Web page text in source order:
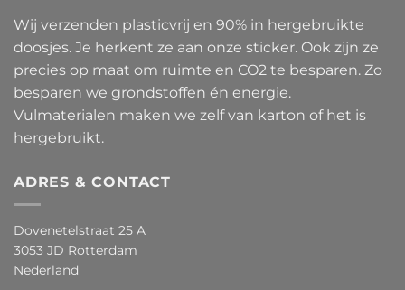
Wij verzenden plasticvrij en 90% in hergebruikte
doosjes. Je herkent ze aan onze sticker. Ook zijn ze
precies op maat om ruimte en CO2 te besparen. Zo
besparen we grondstoffen én energie.
Vulmaterialen maken we zelf van karton of het is
hergebruikt.
ADRES & CONTACT
Dovenetelstraat 25 A
3053 JD Rotterdam
Nederland